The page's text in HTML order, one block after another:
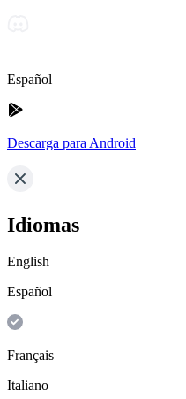
Español
Descarga para Android
Idiomas
English
Español
Français
Italiano